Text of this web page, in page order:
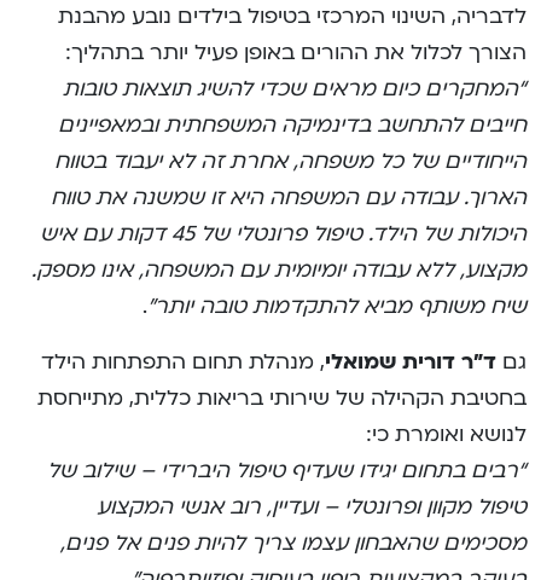
לדבריה, השינוי המרכזי בטיפול בילדים נובע מהבנת
הצורך לכלול את ההורים באופן פעיל יותר בתהליך:
“המחקרים כיום מראים שכדי להשיג תוצאות טובות
חייבים להתחשב בדינמיקה המשפחתית ובמאפיינים
הייחודיים של כל משפחה, אחרת זה לא יעבוד בטווח
הארוך. עבודה עם המשפחה היא זו שמשנה את טווח
היכולות של הילד. טיפול פרונטלי של 45 דקות עם איש
מקצוע, ללא עבודה יומיומית עם המשפחה, אינו מספק.
שיח משותף מביא להתקדמות טובה יותר”.​
גם ד”ר דורית שמואלי, מנהלת תחום התפתחות הילד
בחטיבת הקהילה של שירותי בריאות כללית, מתייחסת
לנושא ואומרת כי:
“רבים בתחום יגידו שעדיף טיפול היברידי – שילוב של
טיפול מקוון ופרונטלי – ועדיין, רוב אנשי המקצוע
מסכימים שהאבחון עצמו צריך להיות פנים אל פנים,